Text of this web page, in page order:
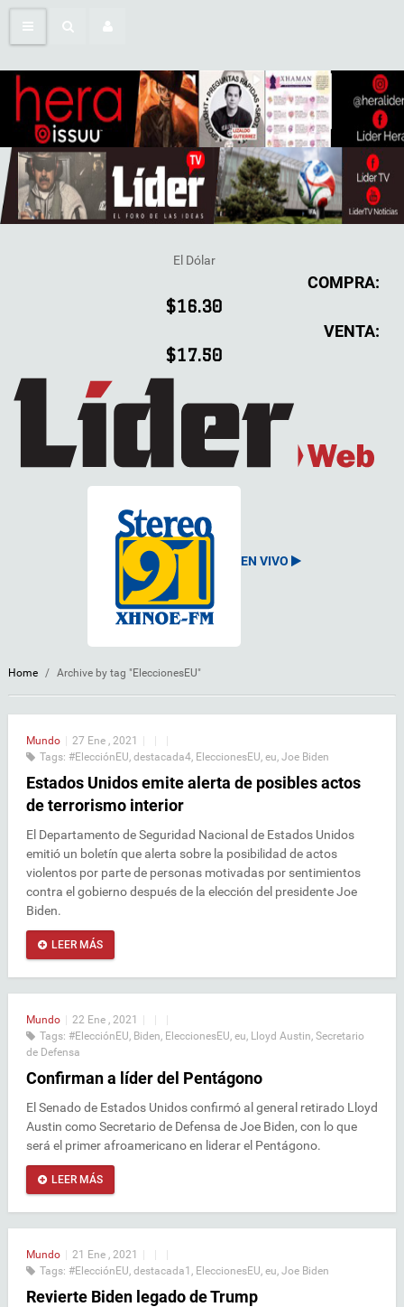
El Dólar
COMPRA:
$16.30
VENTA:
$17.50
EN VIVO
Home / Archive by tag "EleccionesEU"
Mundo 27 Ene , 2021
Tags: #ElecciónEU, destacada4, EleccionesEU, eu, Joe Biden
Estados Unidos emite alerta de posibles actos
de terrorismo interior
El Departamento de Seguridad Nacional de Estados Unidos
emitió un boletín que alerta sobre la posibilidad de actos
violentos por parte de personas motivadas por sentimientos
contra el gobierno después de la elección del presidente Joe
Biden.
LEER MÁS
Mundo 22 Ene , 2021
Tags: #ElecciónEU, Biden, EleccionesEU, eu, Lloyd Austin, Secretario
de Defensa
Confirman a líder del Pentágono
El Senado de Estados Unidos confirmó al general retirado Lloyd
Austin como Secretario de Defensa de Joe Biden, con lo que
será el primer afroamericano en liderar el Pentágono.
LEER MÁS
Mundo 21 Ene , 2021
Tags: #ElecciónEU, destacada1 , EleccionesEU, eu, Joe Biden
Revierte Biden legado de Trump